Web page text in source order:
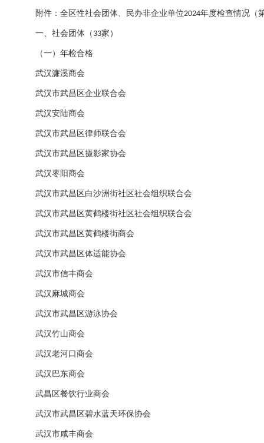
附件：全区性社会团体、民办非企业单位2024年度检查情况（
一、社会团体（ 33家）
（一）年检合格
武汉濂溪商会
武汉市武昌区企业联合会
武汉安陆商会
武汉市武昌区律师联合会
武汉市武昌区摄影家协会
武汉枣阳商会
武汉市武昌区白沙洲街社区社会组织联合会
武汉市武昌区黄鹤楼街社区社会组织联合会
武汉市武昌区黄鹤楼街商会
武汉市武昌区体适能协会
武汉市信丰商会
武汉麻城商会
武汉市武昌区游泳协会
武汉竹山商会
武汉老河口商会
武汉巴东商会
武昌区餐饮行业商会
武汉市武昌区碧水蓝天环保协会
武汉市咸丰商会